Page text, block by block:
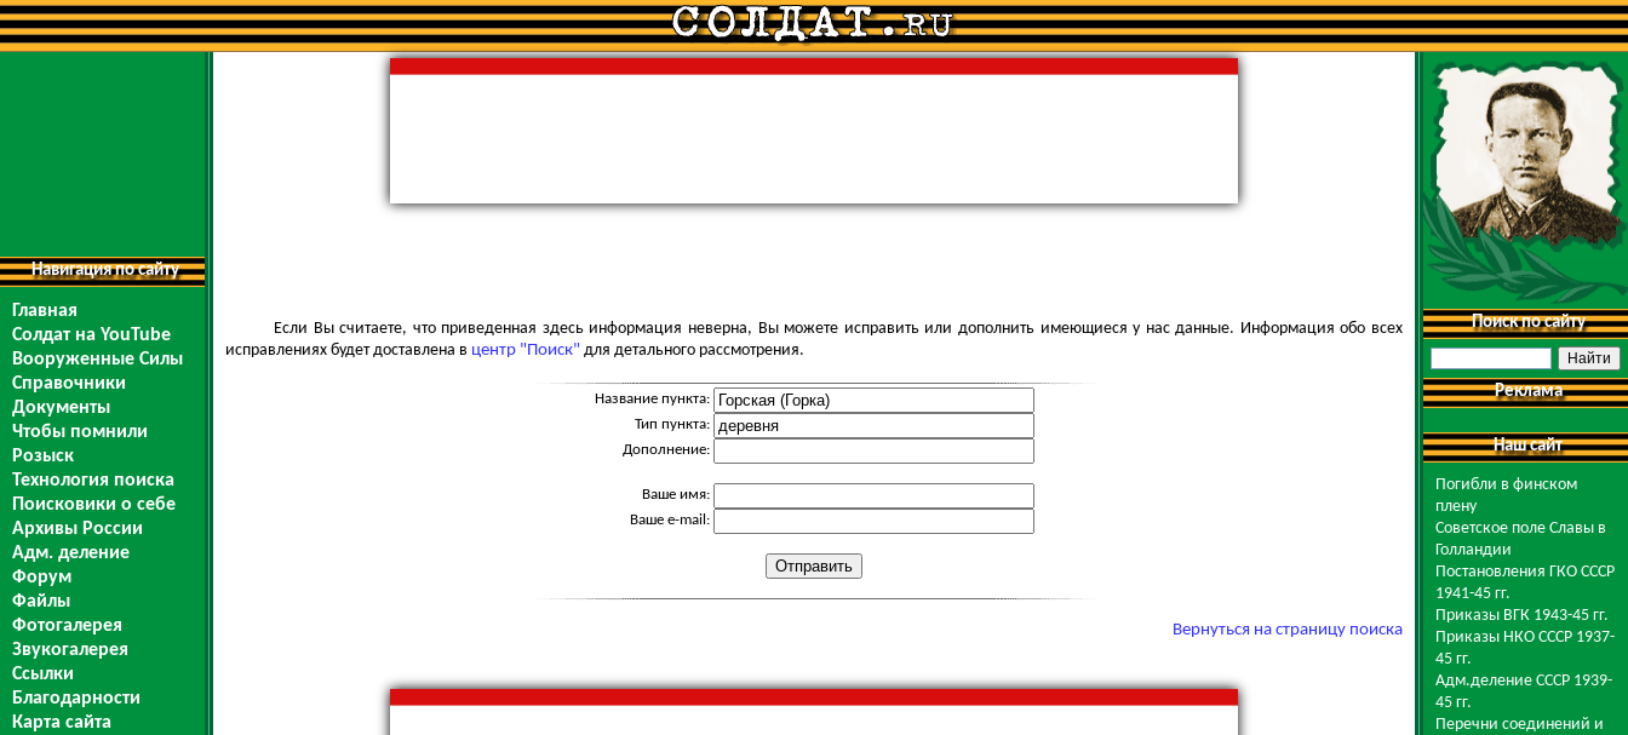
Навигация по сайту
Главная
Солдат на YouTube
Вооруженные Силы
Справочники
Документы
Чтобы помнили
Розыск
Технология поиска
Поисковики о себе
Архивы России
Адм. деление
Форум
Файлы
Фотогалерея
Звукогалерея
Ссылки
Благодарности
Карта сайта
Если Вы считаете, что приведенная здесь информация неверна, Вы можете исправить или дополнить имеющиеся у нас данные. Информация обо всех
исправлениях будет доставлена в центр "Поиск" для детального рассмотрения.
Название пункта:
Тип пункта:
Дополнение:
Ваше имя:
Ваше e-mail:
Вернуться на страницу поиска
Поиск по сайту
Реклама
Наш сайт
Погибли в финском
плену
Советское поле Славы в
Голландии
Постановления ГКО СССР
1941-45 гг.
Приказы ВГК 1943-45 гг.
Приказы НКО СССР 1937-
45 гг.
Адм.деление СССР 1939-
45 гг.
Перечни соединений и